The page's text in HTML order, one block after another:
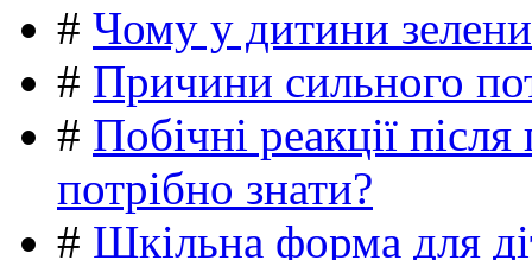
# Чому у дитини
# Причини сильного
# Побічні реакції
потрібно знати?
# Шкільна форма для